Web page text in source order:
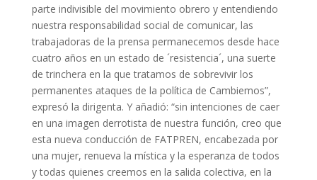
parte indivisible del movimiento obrero y entendiendo
nuestra responsabilidad social de comunicar, las
trabajadoras de la prensa permanecemos desde hace
cuatro años en un estado de ´resistencia´, una suerte
de trinchera en la que tratamos de sobrevivir los
permanentes ataques de la política de Cambiemos”,
expresó la dirigenta. Y añadió: “sin intenciones de caer
en una imagen derrotista de nuestra función, creo que
esta nueva conducción de FATPREN, encabezada por
una mujer, renueva la mística y la esperanza de todos
y todas quienes creemos en la salida colectiva, en la